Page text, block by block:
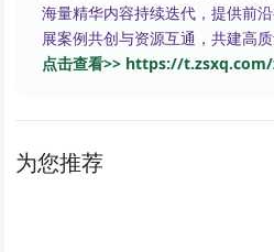
海量精华内容持续迭代，提供前
展案例共创与资源互通，共建高质
点击查看>> https://t.zsxq.com/
为您推荐